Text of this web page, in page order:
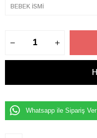
Whatsapp ile Sipariş Ver